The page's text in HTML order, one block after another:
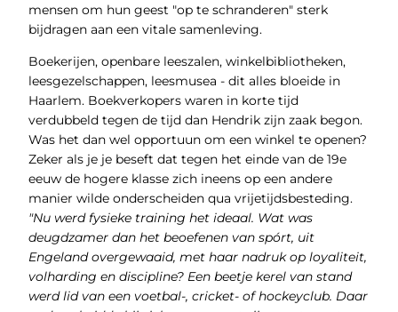
mensen om hun geest "op te schranderen" sterk
bijdragen aan een vitale samenleving.
Boekerijen, openbare leeszalen, winkelbibliotheken,
leesgezelschappen, leesmusea - dit alles bloeide in
Haarlem. Boekverkopers waren in korte tijd
verdubbeld tegen de tijd dan Hendrik zijn zaak begon.
Was het dan wel opportuun om een winkel te openen?
Zeker als je je beseft dat tegen het einde van de 19e
eeuw de hogere klasse zich ineens op een andere
manier wilde onderscheiden qua vrijetijdsbesteding.
"Nu werd fysieke training het ideaal. Wat was
deugdzamer dan het beoefenen van spórt, uit
Engeland overgewaaid, met haar nadruk op loyaliteit,
volharding en discipline? Een beetje kerel van stand
werd lid van een voetbal-, cricket- of hockeyclub. Daar